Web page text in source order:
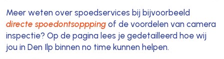
Meer weten over spoedservices bij bijvoorbeeld
directe spoedontsopppingof de voordelen van camera
inspectie? Op de pagina lees je gedetailleerd hoe wij
jou in Den Ilp binnen no time kunnen helpen.